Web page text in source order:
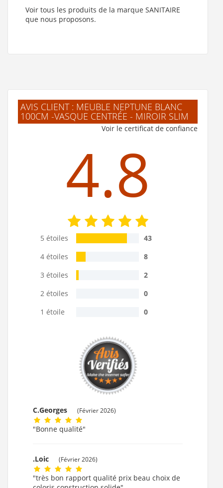
Voir tous les produits de la marque SANITAIRE
que nous proposons.
AVIS CLIENT : MEUBLE NEPTUNE BLANC
100CM -VASQUE CENTRÉE - MIROIR SLIM
Voir le certificat de confiance
4.8
5 étoiles
43
4 étoiles
8
3 étoiles
2
2 étoiles
0
1 étoile
0
C.Georges (Février 2026)
"Bonne qualité"
.Loic (Février 2026)
"très bon rapport qualité prix beau choix de